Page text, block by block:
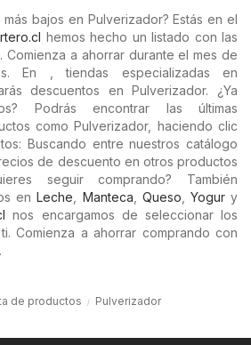
bajos en Pulverizador? Estás en el
hemos hecho un listado con las
Comienza a ahorrar durante el mes de
En , tiendas especializadas en
descuentos en Pulverizador. ¿Ya
Podrás encontrar las últimas
como Pulverizador, haciendo clic
Buscando entre nuestros catálogo
de descuento en otros productos
seguir comprando? También
enLeche Manteca Queso Yogury
nos encargamos de seleccionar los
Comienza a ahorrar comprando con
de productos Pulverizador